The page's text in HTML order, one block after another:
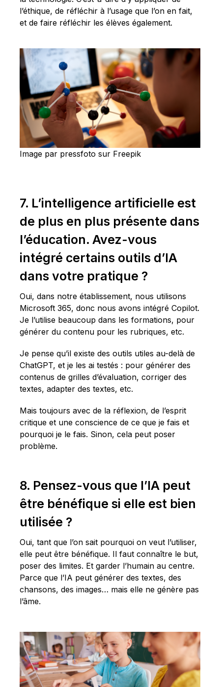
l’éthique, de réfléchir à l’usage que l’on en fait,
et de faire réfléchir les élèves également.
Image par pressfoto sur Freepik
7. L’intelligence artificielle est
de plus en plus présente dans
l’éducation. Avez-vous
intégré certains outils d’IA
dans votre pratique ?
Oui, dans notre établissement, nous utilisons
Microsoft 365, donc nous avons intégré Copilot.
Je l’utilise beaucoup dans les formations, pour
générer du contenu pour les rubriques, etc.
Je pense qu’il existe des outils utiles au-delà de
ChatGPT, et je les ai testés : pour générer des
contenus de grilles d’évaluation, corriger des
textes, adapter des textes, etc.
Mais toujours avec de la réflexion, de l’esprit
critique et une conscience de ce que je fais et
pourquoi je le fais. Sinon, cela peut poser
problème.
8. Pensez-vous que l’IA peut
être bénéfique si elle est bien
utilisée ?
Oui, tant que l’on sait pourquoi on veut l’utiliser,
elle peut être bénéfique. Il faut connaître le but,
poser des limites. Et garder l’humain au centre.
Parce que l’IA peut générer des textes, des
chansons, des images… mais elle ne génère pas
l’âme.